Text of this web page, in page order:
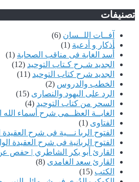
تصنيفات
آفــات اللــسان (6)
أذكار و أدعية (1)
أُسد الغابة فى مناقب الصحابة (1)
الجديد شـرح كـتاب التوحيد (12)
الجديد شرح كتاب التوحيد (11)
الخطب والدروس (2)
الرد على اليهود والنصارى (15)
السحر من كتاب التوحيد (4)
الغايــة العظــمى شرح أسماء
الفتاوى (1)
الفتوح الربا نـــية فى شرح
الفتوح الربانية فى شرح العقيدة
القارئ أبو بكر الشاطري | حفص
القارئ سعد الغامدى (8)
الكتب (15)